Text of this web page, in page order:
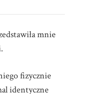
mnie
fizycznie
identyczne